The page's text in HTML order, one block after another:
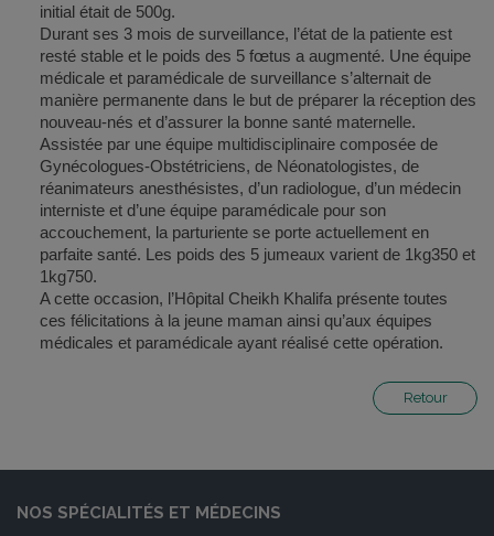
initial était de 500g.
Durant ses 3 mois de surveillance, l’état de la patiente est
resté stable et le poids des 5 fœtus a augmenté. Une équipe
médicale et paramédicale de surveillance s’alternait de
manière permanente dans le but de préparer la réception des
nouveau-nés et d’assurer la bonne santé maternelle.
Assistée par une équipe multidisciplinaire composée de
Gynécologues-Obstétriciens, de Néonatologistes, de
réanimateurs anesthésistes, d’un radiologue, d’un médecin
interniste et d’une équipe paramédicale pour son
accouchement, la parturiente se porte actuellement en
parfaite santé. Les poids des 5 jumeaux varient de 1kg350 et
1kg750.
A cette occasion, l’Hôpital Cheikh Khalifa présente toutes
ces félicitations à la jeune maman ainsi qu’aux équipes
médicales et paramédicale ayant réalisé cette opération.
Retour
NOS SPÉCIALITÉS ET MÉDECINS